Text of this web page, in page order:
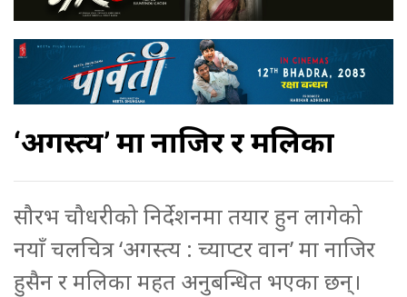
‘अगस्त्य’ मा नाजिर र मलिका
सौरभ चौधरीको निर्देशनमा तयार हुन लागेको
नयाँ चलचित्र ‘अगस्त्य : च्याप्टर वान’ मा नाजिर
हुसैन र मलिका महत अनुबन्धित भएका छन्।